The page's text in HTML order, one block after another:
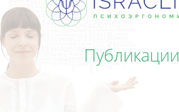
Публикации